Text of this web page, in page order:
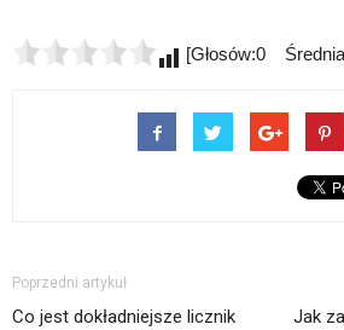
[Głosów:0
Poprzedni artykuł
Co jest dokładniejsze licznik
Jak